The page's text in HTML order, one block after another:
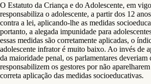
O Estatuto da Criança e do Adolescente, em
responsabiliza o adolescente, a partir dos 12
contra a lei, aplicando-lhe as medidas
portanto, a alegada impunidade para
essas medidas são corretamente aplicadas, o
adolescente infrator é muito baixo. Ao invés de
da maioridade penal, os parlamentares deveriam
responsabilizem os gestores por não
correta aplicação das medidas socioeducativas.